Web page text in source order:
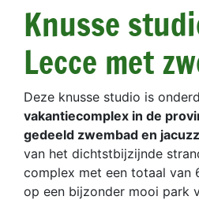
Knusse
Lecce met
Deze knusse studio is
vakantiecomplex in de
gedeeld zwembad en
van het dichtstbijzijnde
complex met een totaal van
op een bijzonder mooi park